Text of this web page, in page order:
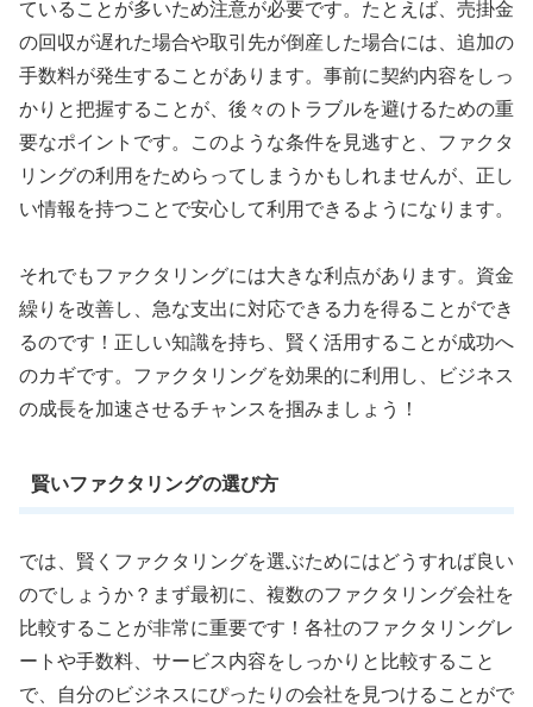
ていることが多いため注意が必要です。たとえば、売掛金
の回収が遅れた場合や取引先が倒産した場合には、追加の
手数料が発生することがあります。事前に契約内容をしっ
かりと把握することが、後々のトラブルを避けるための重
要なポイントです。このような条件を見逃すと、ファクタ
リングの利用をためらってしまうかもしれませんが、正し
い情報を持つことで安心して利用できるようになります。
それでもファクタリングには大きな利点があります。資金
繰りを改善し、急な支出に対応できる力を得ることができ
るのです！正しい知識を持ち、賢く活用することが成功へ
のカギです。ファクタリングを効果的に利用し、ビジネス
の成長を加速させるチャンスを掴みましょう！
賢いファクタリングの選び方
では、賢くファクタリングを選ぶためにはどうすれば良い
のでしょうか？まず最初に、複数のファクタリング会社を
比較することが非常に重要です！各社のファクタリングレ
ートや手数料、サービス内容をしっかりと比較すること
で、自分のビジネスにぴったりの会社を見つけることがで